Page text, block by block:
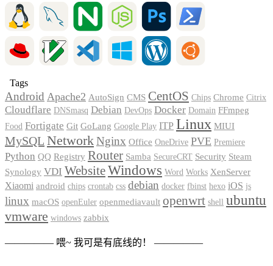
Tags
Android Apache2 AutoSign CMS CentOS Chips Chrome Citrix
Cloudflare DNSmasq Debian DevOps Docker Domain FFmpeg
Food Fortigate Git GoLang Google Play ITP Linux MIUI
MySQL NetworkNginx Office OneDrive PVE Premiere
Python QQ Registry Router Samba SecureCRT Security Steam
Synology VDI WebsiteWindows Word Works XenServer
Xiaomi android chips crontab css debian docker fbinst hexo iOS js
linux macOS openEuler openmediavault openwrt shell ubuntu
vmware windows zabbix
————— 喂~ 我可是有底线的！ —————